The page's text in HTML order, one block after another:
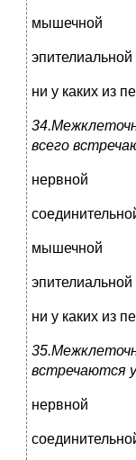
мышечной
эпителиальной
ни у каких из
всего
нервной
мышечной
эпителиальной
ни у каких из
встречаются
нервной